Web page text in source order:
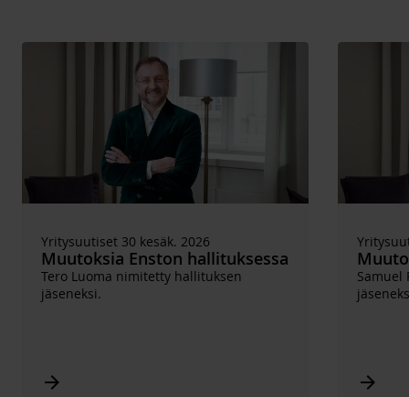
Yritysuutiset 30 kesäk. 2026
Muutoksia Enston hallituksessa
Tero Luoma nimitetty hallituksen
jäseneksi.
Arrow_forward
Samuel
Arrow_forward